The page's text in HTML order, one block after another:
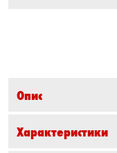
Опис
Характеристики